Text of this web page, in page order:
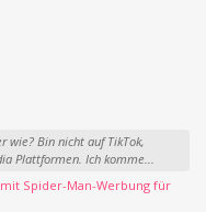
wie? Bin nicht auf TikTok,
Plattformen. Ich komme...
Spider-Man-Werbung für